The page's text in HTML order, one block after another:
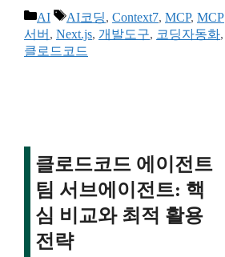
카
테
고
AI
태
그
AI코딩, Context7, MCP, MCP
서버 , Next.js, 개발도구, 코딩자동화,
클로드코드
클로드코드 에이전트
팀 서브에이전트: 핵
심 비교와 최적 활용
전략